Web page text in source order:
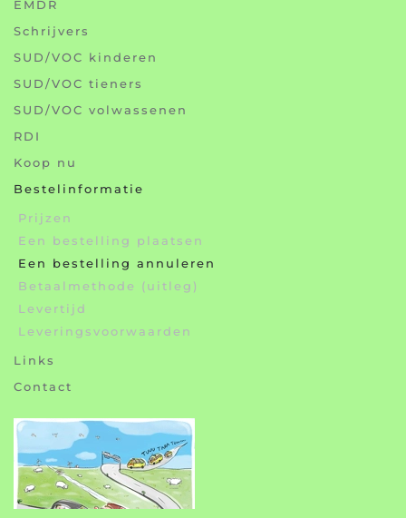
EMDR
Schrijvers
SUD/VOC kinderen
SUD/VOC tieners
SUD/VOC volwassenen
RDI
Koop nu
Bestelinformatie
Prijzen
Een bestelling plaatsen
Een bestelling annuleren
Betaalmethode (uitleg)
Levertijd
Leveringsvoorwaarden
Links
Contact